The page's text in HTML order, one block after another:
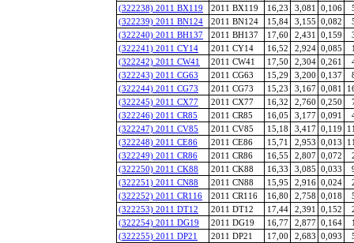
(322238) 2011 BX119
2011 BX119 16,23 3,081 0,106
(322239) 2011 BN124
2011 BN124 15,84 3,155 0,082
(322240) 2011 BH137
2011 BH137 17,60 2,431 0,159
(322241) 2011 CY14
2011 CY14 16,52 2,924 0,085
(322242) 2011 CW41
2011 CW41 17,50 2,304 0,261
(322243) 2011 CG63
2011 CG63 15,29 3,200 0,137
(322244) 2011 CG73
2011 CG73 15,23 3,167 0,081
(322245) 2011 CX77
2011 CX77 16,32 2,760 0,250
(322246) 2011 CR85
2011 CR85 16,05 3,177 0,091
(322247) 2011 CV85
2011 CV85 15,18 3,417 0,119
(322248) 2011 CE86
2011 CE86 15,71 2,953 0,013
(322249) 2011 CR86
2011 CR86 16,55 2,807 0,072
(322250) 2011 CK88
2011 CK88 16,33 3,085 0,033
(322251) 2011 CN88
2011 CN88 15,95 2,916 0,024
(322252) 2011 CR116
2011 CR116 16,80 2,758 0,018
(322253) 2011 DT12
2011 DT12 17,44 2,391 0,152
(322254) 2011 DG19
2011 DG19 16,77 2,877 0,164
(322255) 2011 DP21
2011 DP21 17,00 2,683 0,093